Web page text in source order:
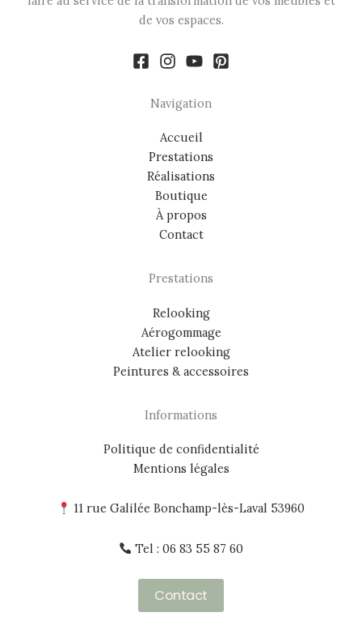
de vos espaces.
Navigation
Accueil
Prestations
Réalisations
Boutique
À propos
Contact
Prestations
Relooking
Aérogommage
Atelier relooking
Peintures & accessoires
Informations
Politique de confidentialité
Mentions légales
11 rue Galilée Bonchamp-lès-Laval 53960
Tel : 06 83 55 87 60
Contact